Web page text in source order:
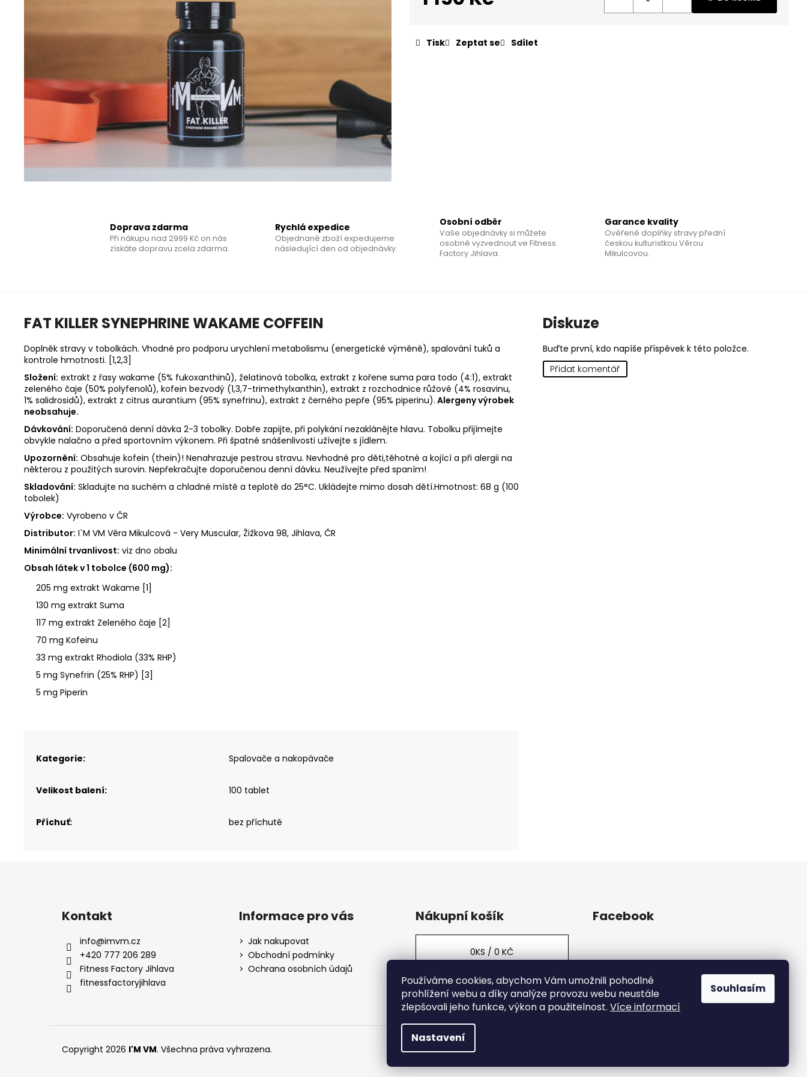
Používáme cookies, abychom Vám umožnili pohodlné
prohlížení webu a díky analýze provozu webu neustále
zlepšovali jeho funkce, výkon a použitelnost. Více informací
Nastavení
Souhlasím
Tisk Zeptat se Sdílet
Doprava zdarma
Při nákupu nad 2999 Kč on nás
získáte dopravu zcela zdarma.
Rychlá expedice
Objednané zboží expedujeme
následující den od objednávky.
Osobní odběr
Vaše objednávky si můžete
osobně vyzvednout ve Fitness
Factory Jihlava.
Garance kvality
Ověřené doplňky stravy přední
českou kulturistkou Věrou
Mikulcovou.
FAT KILLER SYNEPHRINE WAKAME COFFEIN
Doplněk stravy v tobolkách. Vhodné pro podporu urychlení metabolismu (energetické výměně), spalování tuků a
kontrole hmotnosti. [1,2,3]
Složení: extrakt z řasy wakame (5% fukoxanthinů), želatinová tobolka, extrakt z kořene suma para todo (4:1), extrakt
zeleného čaje (50% polyfenolů), kofein bezvodý (1,3,7-trimethylxanthin), extrakt z rozchodnice růžové (4% rosavinu,
1% salidrosidů), extrakt z citrus aurantium (95% synefrinu), extrakt z černého pepře (95% piperinu). Alergeny výrobek
neobsahuje.
Dávkování: Doporučená denní dávka 2-3 tobolky. Dobře zapijte, při polykání nezaklánějte hlavu. Tobolku přijímejte
obvykle nalačno a před sportovním výkonem. Při špatné snášenlivosti užívejte s jídlem.
Upozornění: Obsahuje kofein (thein)! Nenahrazuje pestrou stravu. Nevhodné pro děti,těhotné a kojící a při alergii na
některou z použitých surovin. Nepřekračujte doporučenou denní dávku. Neužívejte před spaním!
Skladování: Skladujte na suchém a chladné místě a teplotě do 25°C. Ukládejte mimo dosah dětí.Hmotnost: 68 g (100
tobolek)
Výrobce: Vyrobeno v ČR
Distributor: I`M VM Věra Mikulcová - Very Muscular, Žižkova 98, Jihlava, ČR
Minimální trvanlivost: viz dno obalu
Obsah látek v 1 tobolce (600 mg):
205 mg extrakt Wakame [1]
130 mg extrakt Suma
117 mg extrakt Zeleného čaje [2]
70 mg Kofeinu
33 mg extrakt Rhodiola (33% RHP)
5 mg Synefrin (25% RHP) [3]
5 mg Piperin
Diskuze
Buďte první, kdo napíše příspěvek k této položce.
Přidat komentář
Kategorie: Spalovače a nakopávače
Velikost balení: 100 tablet
Příchuť: bez příchutě
KNIHA - VĚRA MIKULCOVÁ: PŘÍBĚH
Kontakt
info@imvm.cz
+420 777 206 289
Fitness Factory Jihlava
fitnessfactoryjihlava
Informace pro vás
Jak nakupovat
Obchodní podmínky
Ochrana osobních údajů
Nákupní košík
0KS /0 KČ
Facebook
Copyright 2026 I'M VM. Všechna práva vyhrazena.